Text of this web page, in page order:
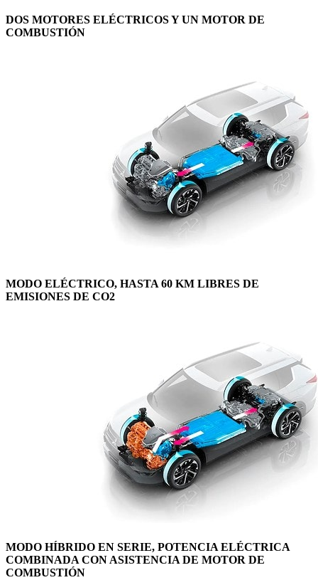
DOS MOTORES ELÉCTRICOS Y UN MOTOR DE
COMBUSTIÓN
MODO ELÉCTRICO, HASTA 60 KM LIBRES DE
EMISIONES DE CO2
MODO HÍBRIDO EN SERIE, POTENCIA ELÉCTRICA
COMBINADA CON ASISTENCIA DE MOTOR DE
COMBUSTIÓN